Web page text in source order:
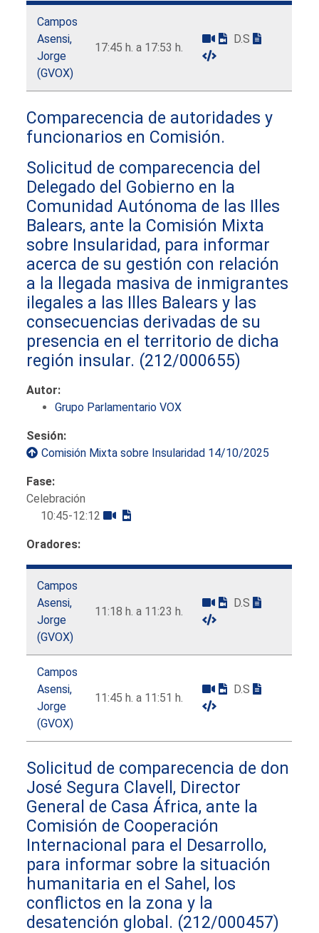
Campos
Asensi,
Jorge
(GVOX)
17:45 h. a 17:53 h.
D.S
Comparecencia de autoridades y
funcionarios en Comisión.
Solicitud de comparecencia del
Delegado del Gobierno en la
Comunidad Autónoma de las Illes
Balears, ante la Comisión Mixta
sobre Insularidad, para informar
acerca de su gestión con relación
a la llegada masiva de inmigrantes
ilegales a las Illes Balears y las
consecuencias derivadas de su
presencia en el territorio de dicha
región insular. (212/000655)
Autor:
Grupo Parlamentario VOX
Sesión:
Comisión Mixta sobre Insularidad 14/10/2025
Fase:
Celebración
10:45-12:12
Oradores:
Campos
Asensi,
Jorge
(GVOX)
11:18 h. a 11:23 h.
D.S
Campos
Asensi,
Jorge
(GVOX)
11:45 h. a 11:51 h.
D.S
Solicitud de comparecencia de don
José Segura Clavell, Director
General de Casa África, ante la
Comisión de Cooperación
Internacional para el Desarrollo,
para informar sobre la situación
humanitaria en el Sahel, los
conflictos en la zona y la
desatención global. (212/000457)